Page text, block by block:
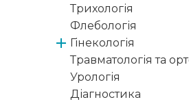
Трихологія
Флебологія
Гінекологія
Травматологія та
Урологія
Діагностика